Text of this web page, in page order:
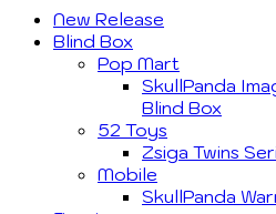
New Release
Blind Box
Pop Mart
SkullPanda
Blind Box
52 Toys
Zsiga Twins
Mobile
SkullPanda